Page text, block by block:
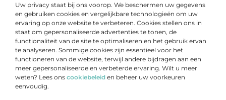
Uw privacy staat bij ons voorop. We beschermen uw gegevens
en gebruiken cookies en vergelijkbare technologieën om uw
ervaring op onze website te verbeteren. Cookies stellen ons in
staat om gepersonaliseerde advertenties te tonen, de
functionaliteit van de site te optimaliseren en het gebruik ervan
te analyseren. Sommige cookies zijn essentieel voor het
functioneren van de website, terwijl andere bijdragen aan een
meer gepersonaliseerde en verbeterde ervaring. Wilt u meer
weten? Lees ons cookiebeleid en beheer uw voorkeuren
eenvoudig.
Over
Bedrijf
“Het Kennisplatform voor Verdieping en Inspiratie”
Verdiep je in prikkelende artikelen, heldere inzichten en
verhalen die je aan het denken zetten. Welkom bij
Vetlog.nl – jouw startpunt voor betrouwbare en
verrijkende content.